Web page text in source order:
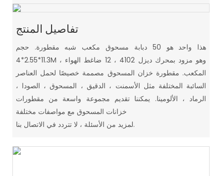
تفاصيل المنتج
هذا واحد هو 50 دبابة مسحوق مكعب شبه مقطورة. حجم
11.3*2.55*4M ، وهو مزود بمحرك ديزل 4102 ، 12 ضاغط الهواء
المكعب. مقطورة خزان المسحوق مصممة خصيصًا لحمل العناصر
السائبة المختلفة مثل الأسمنت ، الدقيق ، المسحوق ، الصودا ،
الرماد ، الألومينا. يمكننا تقديم مجموعة واسعة من مقطورات
لمزيد من الأسئلة ، لا تتردد في الاتصال بنا.